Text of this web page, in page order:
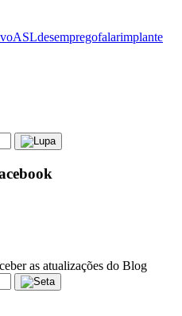
ASLdesempregofalarimplante
as atualizações do Blog